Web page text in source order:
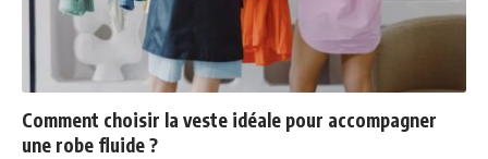
Comment choisir la veste idéale pour accompagner
une robe fluide ?